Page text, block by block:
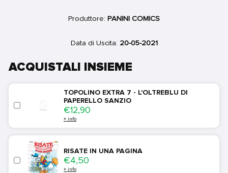
Produttore: PANINI COMICS
Data di Uscita: 20-05-2021
ACQUISTALI INSIEME
TOPOLINO EXTRA 7 - L'OLTREBLU DI
PAPERELLO SANZIO
Price
€12,90
+ info
RISATE IN UNA PAGINA
Price
€4,50
+ info